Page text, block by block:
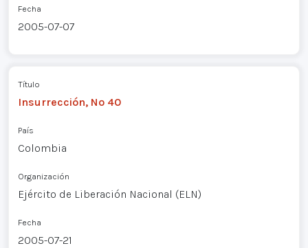
Fecha
2005-07-07
Título
Insurrección, Nº 40
País
Colombia
Organización
Ejército de Liberación Nacional (ELN)
Fecha
2005-07-21